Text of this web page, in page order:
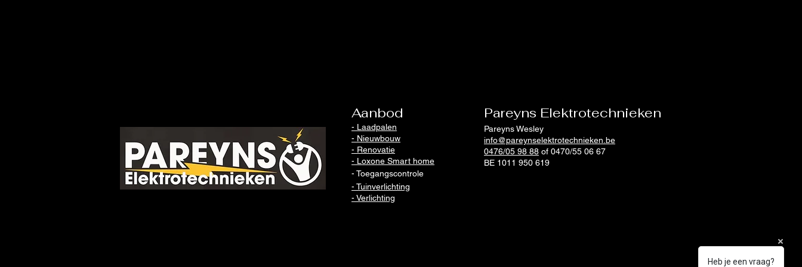
Aanbod
- Laadpalen
- Nieuwbouw
- Renovatie
- Loxone Smart home
- Toegangscontrole
- Tuinverlichting
Pareyns Elektrotechnieken
Pareyns Wesley
info@pareynselektrotechnieken.be
0476/05 98 88 of 0470/55 06 67
BE 1011 950 619
- Verlichting
Heb je een vraag?